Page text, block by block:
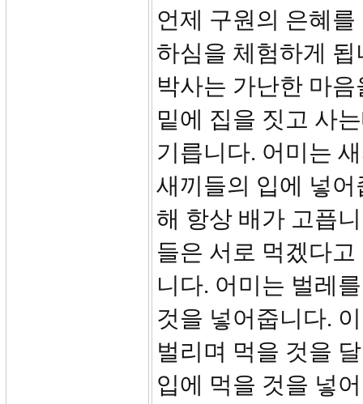
언제 구원의 은혜
하심을 체험하게
박사는 가난한 마
밑에 집을 짓고 사
기릅니다. 어미는
새끼들의 입에 넣
해 항상 배가 고픕
들은 서로 먹겠다
니다. 어미는 벌레
것을 넣어줍니다.
벌리며 먹을 것을
입에 먹을 것을 넣